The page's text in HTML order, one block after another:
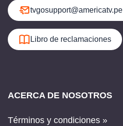
tvgosupport@americatv.pe
Libro de reclamaciones
ACERCA DE NOSOTROS
Términos y condiciones »